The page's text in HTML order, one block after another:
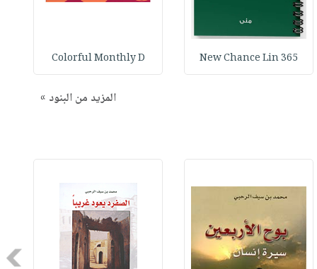
365 New Chance Lin
Colorful Monthly D
المزيد من البنود »